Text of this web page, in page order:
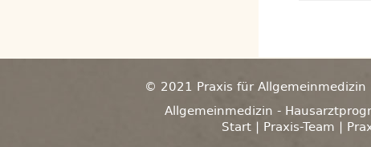
© 2021 Praxis für Allgemeinmedizin
Allgemeinmedizin -
Start| Praxis-Team |